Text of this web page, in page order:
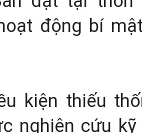
động bí
kiện thiếu
nghiên cứu